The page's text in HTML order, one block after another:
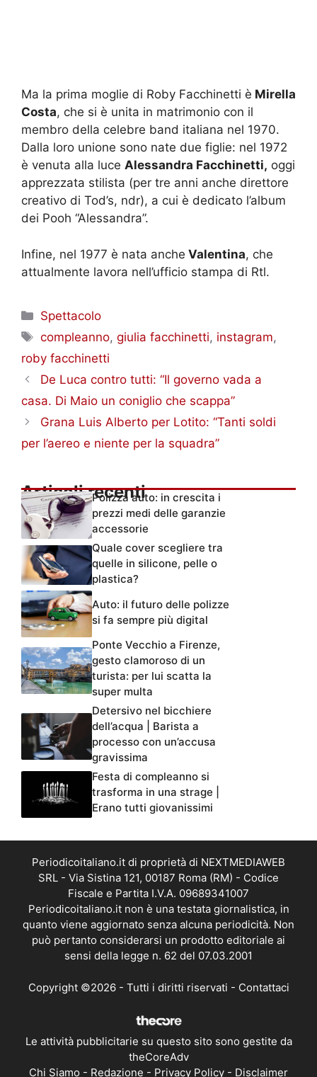
Ma la prima moglie di Roby Facchinetti è Mirella
Costa, che si è unita in matrimonio con il
membro della celebre band italiana nel 1970.
Dalla loro unione sono nate due figlie: nel 1972
è venuta alla luce Alessandra Facchinetti, oggi
apprezzata stilista (per tre anni anche direttore
creativo di Tod’s, ndr), a cui è dedicato l’album
dei Pooh “Alessandra”.
Infine, nel 1977 è nata anche Valentina, che
attualmente lavora nell’ufficio stampa di Rtl.
Categorie
Spettacolo
Tag
compleanno,giulia facchinetti, instagram,
roby facchinetti
De Luca contro tutti: “Il governo vada a
casa. Di Maio un coniglio che scappa”
Grana Luis Alberto per Lotito: “Tanti soldi
per l’aereo e niente per la squadra”
Articoli recentiPolizza auto: in crescita i
prezzi medi delle garanzie
accessorie
Quale cover scegliere tra
quelle in silicone, pelle o
plastica?
Auto: il futuro delle polizze
si fa sempre più digital
Ponte Vecchio a Firenze,
gesto clamoroso di un
turista: per lui scatta la
super multa
Detersivo nel bicchiere
dell’acqua | Barista a
processo con un’accusa
gravissima
Festa di compleanno si
trasforma in una strage |
Erano tutti giovanissimi
Periodicoitaliano.it di proprietà di NEXTMEDIAWEB
SRL - Via Sistina 121, 00187 Roma (RM) - Codice
Fiscale e Partita I.V.A. 09689341007
Periodicoitaliano.it non è una testata giornalistica, in
quanto viene aggiornato senza alcuna periodicità. Non
può pertanto considerarsi un prodotto editoriale ai
sensi della legge n. 62 del 07.03.2001
Copyright ©2026 - Tutti i diritti riservati - Contattaci
Le attività pubblicitarie su questo sito sono gestite da
theCoreAdv
Chi Siamo - Redazione - Privacy Policy - Disclaimer